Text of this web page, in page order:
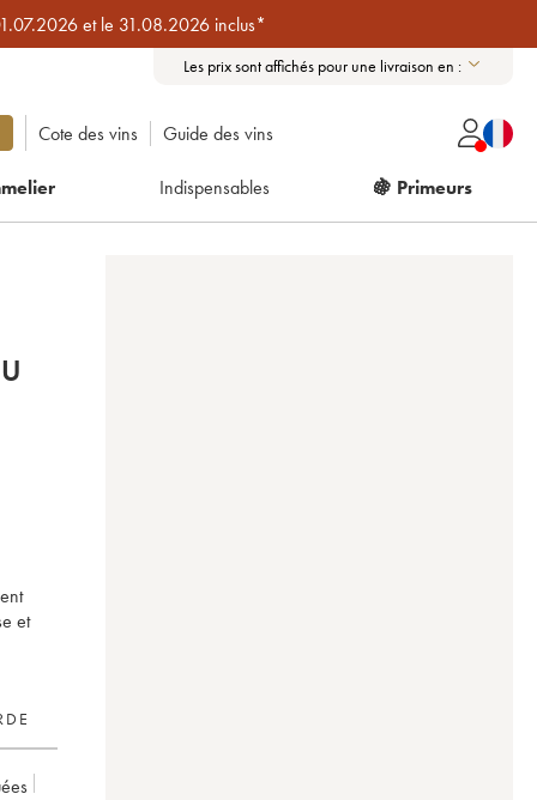
et le 31.08.2026 inclus*
Les prix sont affichés pour une livraison en :
Cote des vins Guide des vins
Indispensables 🍇 Primeurs
et